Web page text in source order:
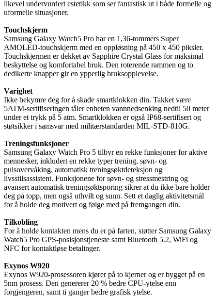
likevel undervurdert estetikk som ser fantastisk ut i både formelle og
uformelle situasjoner.
Touchskjerm
Samsung Galaxy Watch5 Pro har en 1,36-tommers Super
AMOLED-touchskjerm med en oppløsning på 450 x 450 piksler.
Touchskjermen er dekket av Sapphire Crystal Glass for maksimal
beskyttelse og komfortabel bruk. Den roterende rammen og to
dedikerte knapper gir en ypperlig bruksopplevelse.
Varighet
Ikke bekymre deg for å skade smartklokken din. Takket være
5ATM-sertifiseringen tåler enheten vannnedsenking nedtil 50 meter
under et trykk på 5 atm. Smartklokken er også IP68-sertifisert og
støtsikker i samsvar med militærstandarden MIL-STD-810G.
Treningsfunksjoner
Samsung Galaxy Watch Pro 5 tilbyr en rekke funksjoner for aktive
mennesker, inkludert en rekke typer trening, søvn- og
pulsovervåking, automatisk treningsøktdeteksjon og
livsstilsassistent. Funksjonene for søvn- og stressmestring og
avansert automatisk treningsøktsporing sikrer at du ikke bare holder
deg på topp, men også uthvilt og sunn. Sett et daglig aktivitetsmål
for å holde deg motivert og følge med på fremgangen din.
Tilkobling
For å holde kontakten mens du er på farten, støtter Samsung Galaxy
Watch5 Pro GPS-posisjonstjeneste samt Bluetooth 5.2, WiFi og
NFC for kontaktløse betalinger.
Exynos W920
Exynos W920-prosessoren kjører på to kjerner og er bygget på en
5nm prosess. Den genererer 20 % bedre CPU-ytelse enn
forgjengeren, samt ti ganger bedre grafisk ytelse.